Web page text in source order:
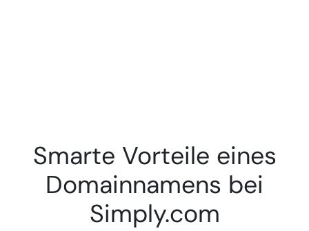
Smarte Vorteile eines
Domainnamens bei
Simply.com